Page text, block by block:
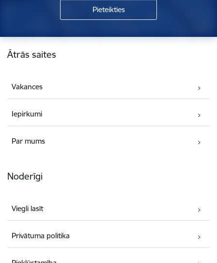
Kājene
Ātrās saites
Vakances
Iepirkumi
Par mums
Noderīgi
Viegli lasīt
Privātuma politika